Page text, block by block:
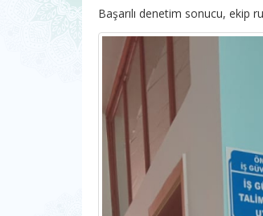
Başarılı denetim sonucu, ekip